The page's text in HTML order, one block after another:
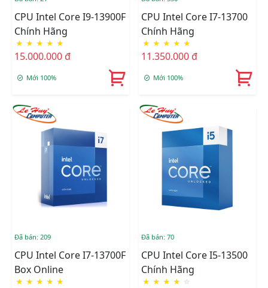
CPU Intel Core I9-13900F
Chính Hãng
★ ★ ★ ★ ★
15.000.000 đ
Mới 100%
CPU Intel Core I7-13700
Chính Hãng
★ ★ ★ ★ ★
11.350.000 đ
Mới 100%
Đã bán: 209
CPU Intel Core I7-13700F
Box Online
★ ★ ★ ★ ★
Đã bán: 70
CPU Intel Core I5-13500
Chính Hãng
★ ★ ★ ★ ☆